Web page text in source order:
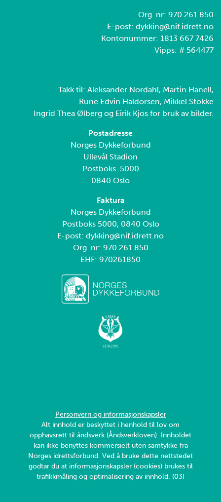
Org. nr: 970 261 850
E-post: dykking@nif.idrett.no
Kontonummer: 1813 667 7426
Vipps: # 564477
Takk til: Aleksander Nordahl, Martin Hanell,
Rune Edvin Haldorsen, Mikkel Stokke
Ingrid Thea Ølberg og Eirik Kjos for bruk av bilder.
Postadresse
Norges Dykkeforbund
Ullevål Stadion
Postboks 5000
0840 Oslo
Faktura
Norges Dykkeforbund
Postboks 5000, 0840 Oslo
E-post: dykking@nif.idrett.no
Org. nr: 970 261 850
EHF: 970261850
Personvern og informasjonskapsler
Alt innhold er beskyttet i henhold til lov om
opphavsrett til åndsverk (Åndsverkloven). Innholdet
kan ikke benyttes kommersielt uten samtykke fra
Norges idrettsforbund. Ved å bruke dette nettstedet
godtar du at informasjonskapsler (cookies) brukes til
trafikkmåling og optimalisering av innhold. (03)